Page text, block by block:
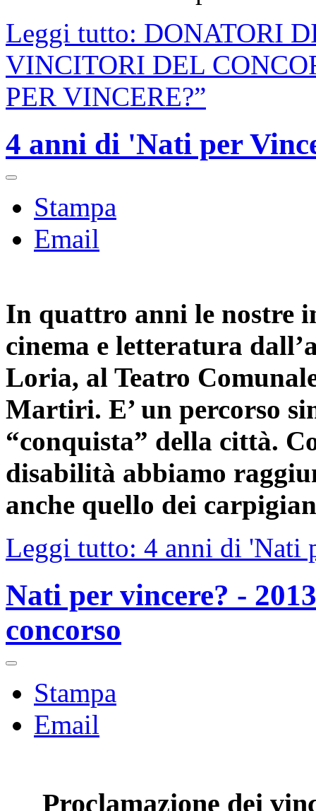
Leggi tutto: DONATORI
VINCITORI DEL
PER VINCERE?”
4 anni di 'Nati per
Stampa
Email
In quattro anni le nostre
cinema e letteratura
Loria, al Teatro
Martiri. E’ un percorso
“conquista” della città.
disabilità abbiamo
anche quello dei
Leggi tutto: 4 anni di 'Nati
Nati per vincere? -
concorso
Stampa
Email
Proclamazione dei